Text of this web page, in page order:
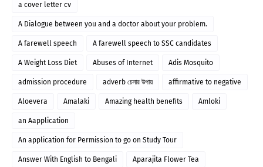
a cover letter cv
A Dialogue between you and a doctor about your problem.
A farewell speech A farewell speech to SSC candidates
A Weight Loss Diet Abuses of Internet Adis Mosquito
admission procedure adverb চেনার উপায় affirmative to negative
Aloevera Amalaki Amazing health benefits Amloki
an Aapplication
An application for Permission to go on Study Tour
Answer With English to Bengali Aparajita Flower Tea